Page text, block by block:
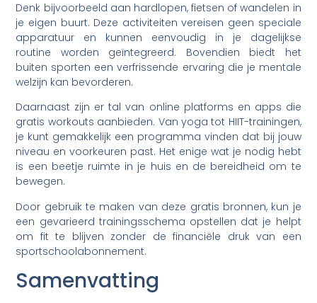
Denk bijvoorbeeld aan hardlopen, fietsen of wandelen in
je eigen buurt. Deze activiteiten vereisen geen speciale
apparatuur en kunnen eenvoudig in je dagelijkse
routine worden geïntegreerd. Bovendien biedt het
buiten sporten een verfrissende ervaring die je mentale
welzijn kan bevorderen.
Daarnaast zijn er tal van online platforms en apps die
gratis workouts aanbieden. Van yoga tot HIIT-trainingen,
je kunt gemakkelijk een programma vinden dat bij jouw
niveau en voorkeuren past. Het enige wat je nodig hebt
is een beetje ruimte in je huis en de bereidheid om te
bewegen.
Door gebruik te maken van deze gratis bronnen, kun je
een gevarieerd trainingsschema opstellen dat je helpt
om fit te blijven zonder de financiële druk van een
sportschoolabonnement.
Samenvatting